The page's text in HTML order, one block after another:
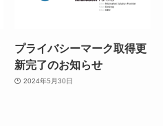
プライバシーマーク取得更
新完了のお知らせ
2024年5月30日